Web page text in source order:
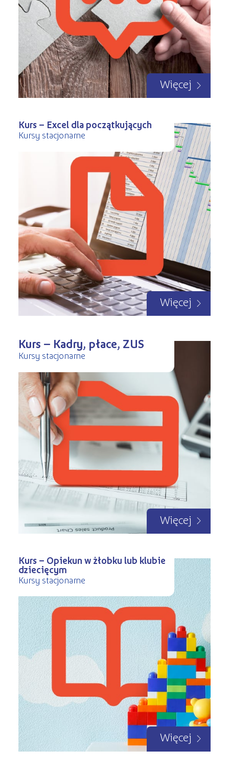
Więcej
Kurs – Excel dla początkujących
Kursy stacjonarne
Więcej
Kurs – Kadry, płace, ZUS
Kursy stacjonarne
Więcej
Kurs – Opiekun w żłobku lub klubie
dziecięcym
Kursy stacjonarne
Więcej